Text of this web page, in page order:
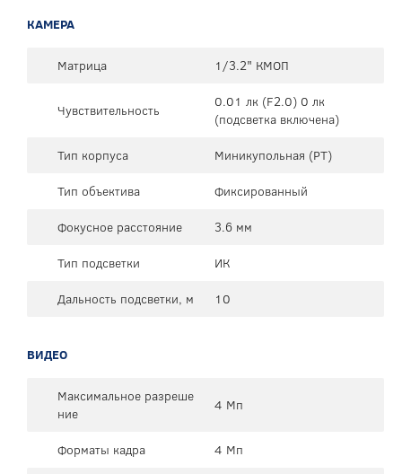
КАМЕРА
Матрица 1/3.2" КМОП
Чувствительность
0.01 лк (F2.0) 0 лк
(подсветка включена)
Тип корпуса
Миникупольная (PT)
Тип объектива
Фиксированный
Фокусное расстояние
3.6 мм
Тип подсветки
ИК
Дальность подсветки, м
10
ВИДЕО
Максимальное разреше
ние
4 Мп
Форматы кадра 4 Mп